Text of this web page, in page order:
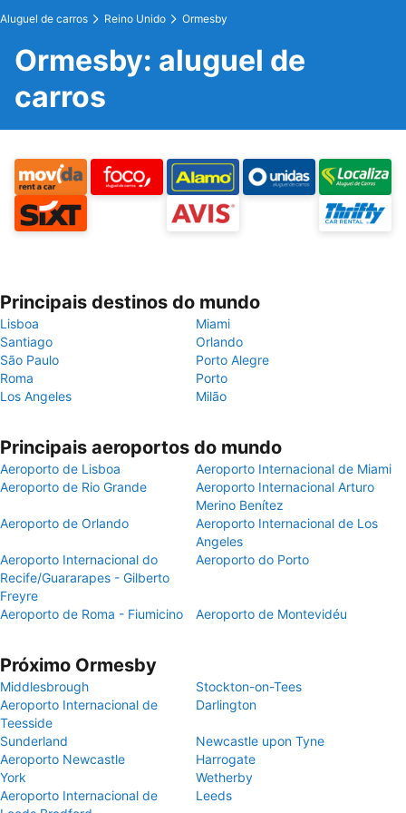
Aluguel de carros Reino Unido Ormesby
Ormesby: aluguel de
carros
Principais destinos do mundo
Lisboa
Miami
Santiago
Orlando
São Paulo
Porto Alegre
Roma
Porto
Los Angeles
Milão
Principais aeroportos do mundo
Aeroporto de Lisboa
Aeroporto Internacional de Miami
Aeroporto de Rio Grande
Aeroporto Internacional Arturo
Merino Benítez
Aeroporto de Orlando
Aeroporto Internacional de Los
Angeles
Aeroporto Internacional do
Recife/Guararapes - Gilberto
Freyre
Aeroporto do Porto
Aeroporto de Roma - Fiumicino Aeroporto de Montevidéu
Próximo Ormesby
Middlesbrough
Stockton-on-Tees
Aeroporto Internacional de
Teesside
Darlington
Sunderland
Newcastle upon Tyne
Aeroporto Newcastle
Harrogate
York
Wetherby
Aeroporto Internacional de
Leeds